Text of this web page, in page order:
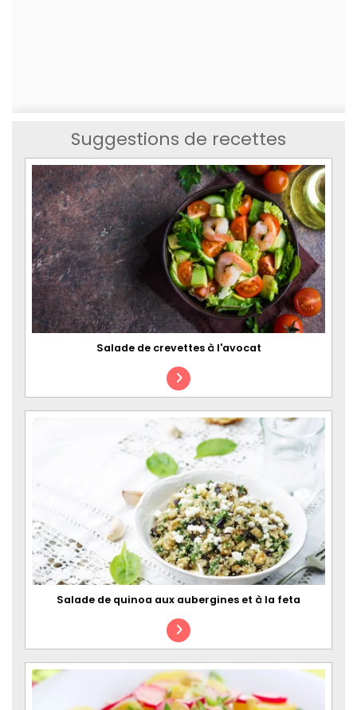
Suggestions de recettes
Salade de crevettes à l'avocat
Salade de quinoa aux aubergines et à la feta